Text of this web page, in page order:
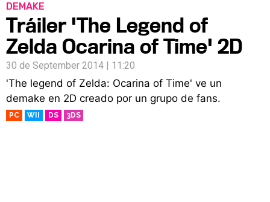
DEMAKE
Tráiler 'The Legend of
Zelda Ocarina of Time' 2D
30 de September 2014 | 11:20
'The legend of Zelda: Ocarina of Time' ve un
demake en 2D creado por un grupo de fans.
PC WII DS 3DS